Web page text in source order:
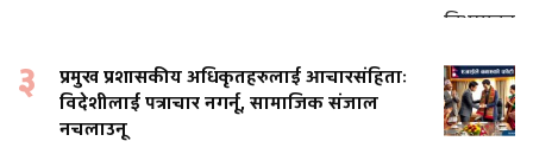
३
प्रमुख प्रशासकीय अधिकृतहरुलाई आचारसंहिताः
विदेशीलाई पत्राचार नगर्नू, सामाजिक संजाल
नचलाउनू